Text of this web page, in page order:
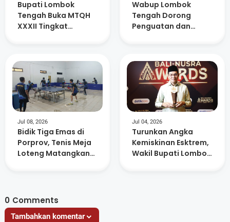
Bupati Lombok
Tengah Buka MTQH
XXXII Tingkat
Wabup Lombok
Tengah Dorong
Penguatan dan
Jul 08, 2026
Bidik Tiga Emas di
Porprov, Tenis Meja
Loteng Matangkan
Jul 04, 2026
Turunkan Angka
Kemiskinan Esktrem,
Wakil Bupati Lombok
0 Comments
Tambahkan komentar